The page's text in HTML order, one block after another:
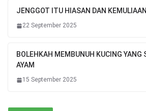
JENGGOT ITU HIASAN DAN
22 September 2025
BOLEHKAH MEMBUNUH KUCING YANG
AYAM
15 September 2025